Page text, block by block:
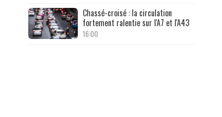
Chassé-croisé : la circulation
fortement ralentie sur l'A7 et l'A43
16:00